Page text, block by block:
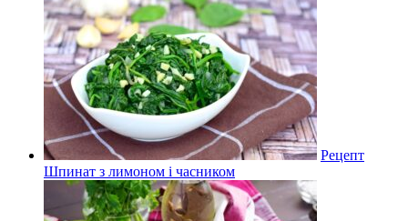
Рецепт
Шпинат з лимоном і часником